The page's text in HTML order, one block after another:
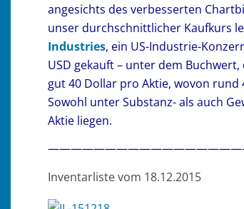
angesichts des verbesserten
unser durchschnittlicher Kaufkurs
Industries, ein US-Industrie-
USD gekauft – unter dem
gut 40 Dollar pro Aktie, wovon rund
Sowohl unter Substanz- als auch
Aktie liegen.
Inventarliste vom 18.12.2015